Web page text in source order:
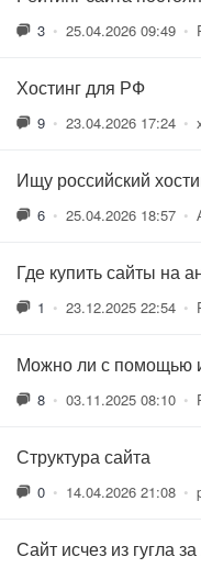
3 • 25.04.2026 09:49 •
Хостинг для РФ
9 • 23.04.2026 17:24 •
Ищу российский
6 • 25.04.2026 18:57 •
Где купить сайты на
1 • 23.12.2025 22:54 •
Можно ли с помощью
8 • 03.11.2025 08:10 •
Структура сайта
0 • 14.04.2026 21:08 •
Сайт исчез из гугла